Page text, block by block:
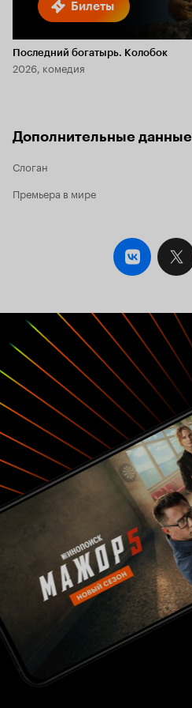
Билеты
Последний богатырь. Колобок
2026, комедия
Дополнительные данные
Слоган
Премьера в мире